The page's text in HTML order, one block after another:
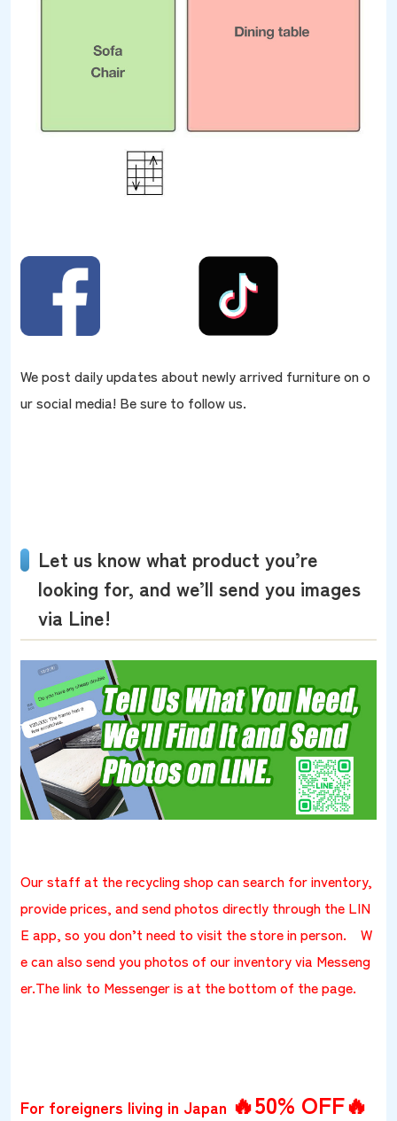
We post daily updates about newly arrived furniture on o
ur social media! Be sure to follow us.
Let us know what product you’re
looking for, and we’ll send you images
via Line!
Our staff at the recycling shop can search for inventory,
provide prices, and send photos directly through the LIN
E app, so you don’t need to visit the store in person. W
e can also send you photos of our inventory via Messeng
er.The link to Messenger is at the bottom of the page.
For foreigners living in Japan 🔥50% OFF🔥